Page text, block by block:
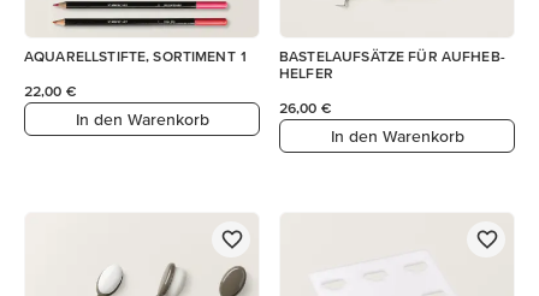
AQUARELLSTIFTE, SORTIMENT 1
22,00 €
In den Warenkorb
BASTELAUFSÄTZE FÜR AUFHEB-
HELFER
26,00 €
In den Warenkorb